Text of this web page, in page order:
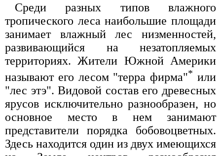
Среди разных типов влажного
тропического леса наибольшие площади
занимает влажный лес низменностей,
развивающийся на незатопляемых
территориях. Жители Южной Америки
называют его лесом "терра фирма"* или
"лес этэ". Видовой состав его древесных
ярусов исключительно разнообразен, но
основное место в нем занимают
представители порядка бобовоцветных.
Здесь находится один из двух имеющихся